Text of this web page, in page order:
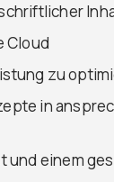
Cloud
zu
in
einem